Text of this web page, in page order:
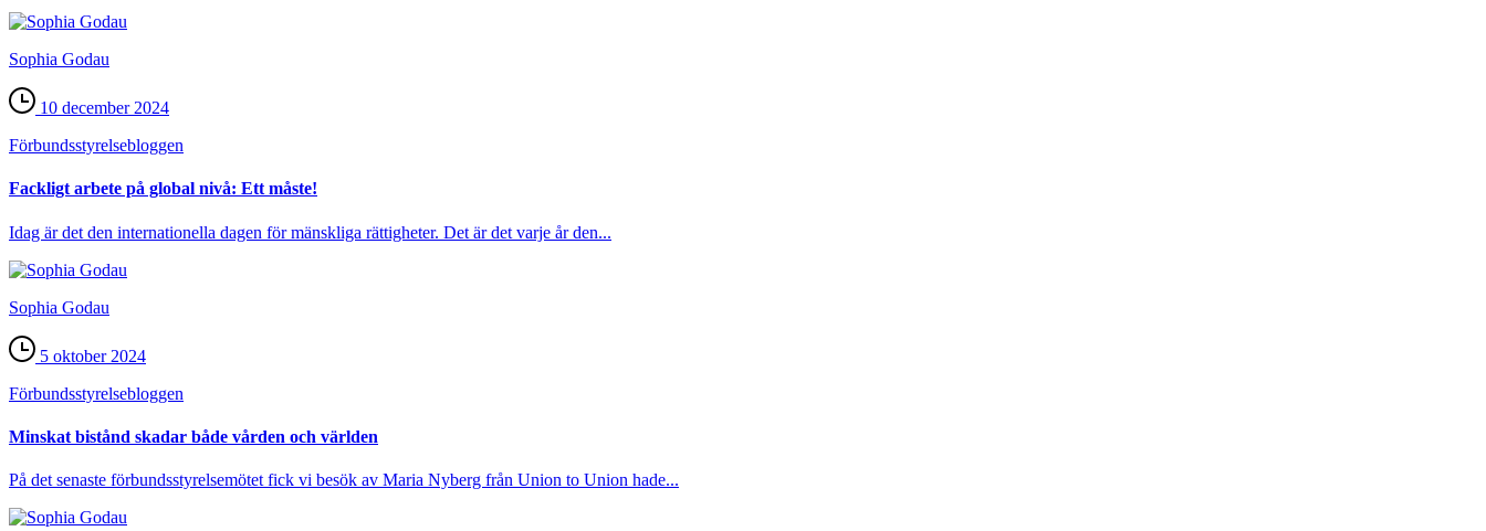
Sophia Godau
10 december 2024
Förbundsstyrelse­bloggen
Fackligt arbete på global nivå: Ett måste!
Idag är det den internationella dagen för mänskliga rättigheter. Det är det varje år den...
Sophia Godau
5 oktober 2024
Förbundsstyrelse­bloggen
Minskat bistånd skadar både vården och världen
På det senaste förbundsstyrelsemötet fick vi besök av Maria Nyberg från Union to Union hade...